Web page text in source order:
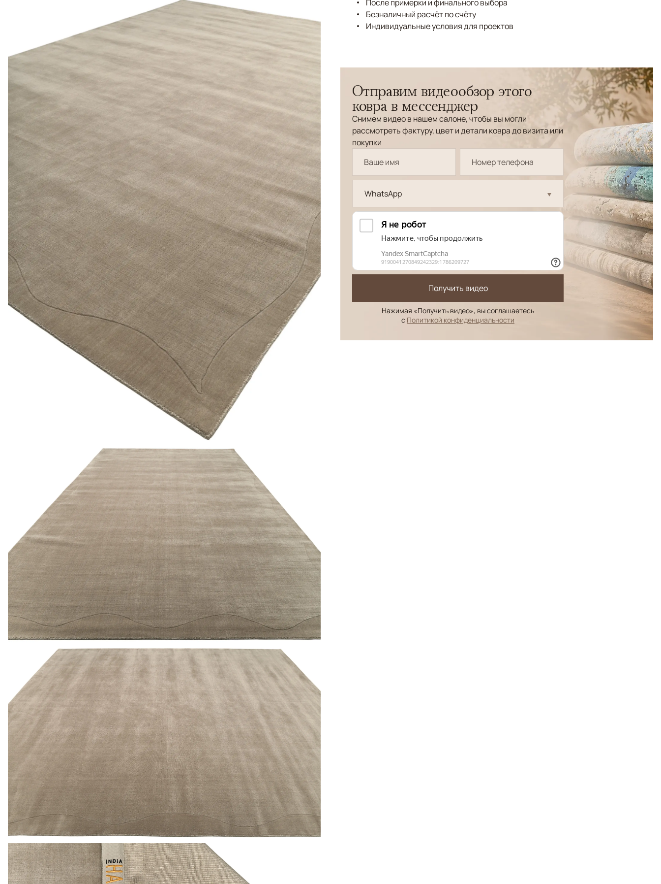
После примерки и финального выбора
Безналичный расчёт по счёту
Индивидуальные условия для проектов
Отправим видеообзор этого
ковра в мессенджер
Снимем видео в нашем салоне, чтобы вы могли
рассмотреть фактуру, цвет и детали ковра до визита или
покупки
WhatsApp
Получить видео
Нажимая «Получить видео», вы соглашаетесь
с Политикой конфиденциальности